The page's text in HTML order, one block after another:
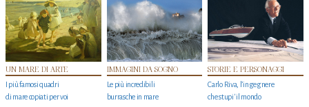
UN MARE DI ARTE
I più famosi quadri
di mare copiati per voi
IMMAGINI DA SOGNO
Le più incredibili
burrasche in mare
STORIE E PERSONAGGI
Carlo Riva, l’ingegnere
che stupi' il mondo